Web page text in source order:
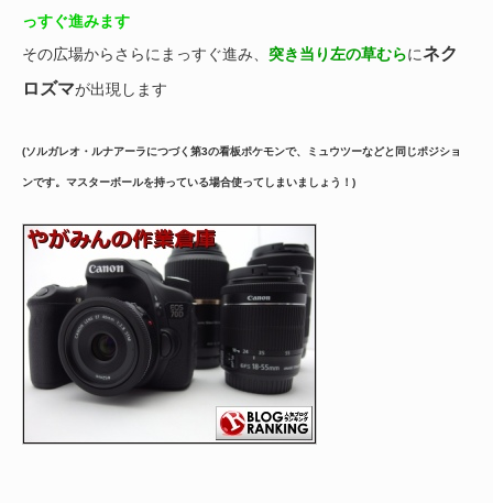
っすぐ進みます
その広場からさらにまっすぐ進み、 突き当り左の草むらにネク
ロズマが出現します
(ソルガレオ・ルナアーラにつづく第3の看板ポケモンで、ミュウツーなどと同じポジショ
ンです。マスターボールを持っている場合使ってしまいましょう！)